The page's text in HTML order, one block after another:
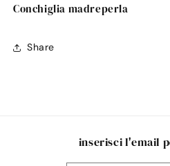
Conchiglia madreperla
Share
inserisci l'email